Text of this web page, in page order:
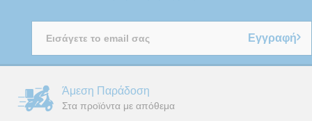
Εγγραφή
Άμεση Παράδοση
Στα προϊόντα με απόθεμα